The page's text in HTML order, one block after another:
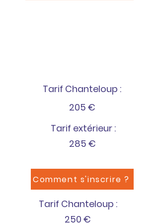
Tarif Chanteloup :
205 €
Tarif extérieur :
285 €
Comment s'inscrire ?
Tarif Chanteloup :
250 €